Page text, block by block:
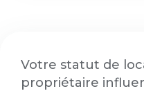
Votre statut de
propriétaire